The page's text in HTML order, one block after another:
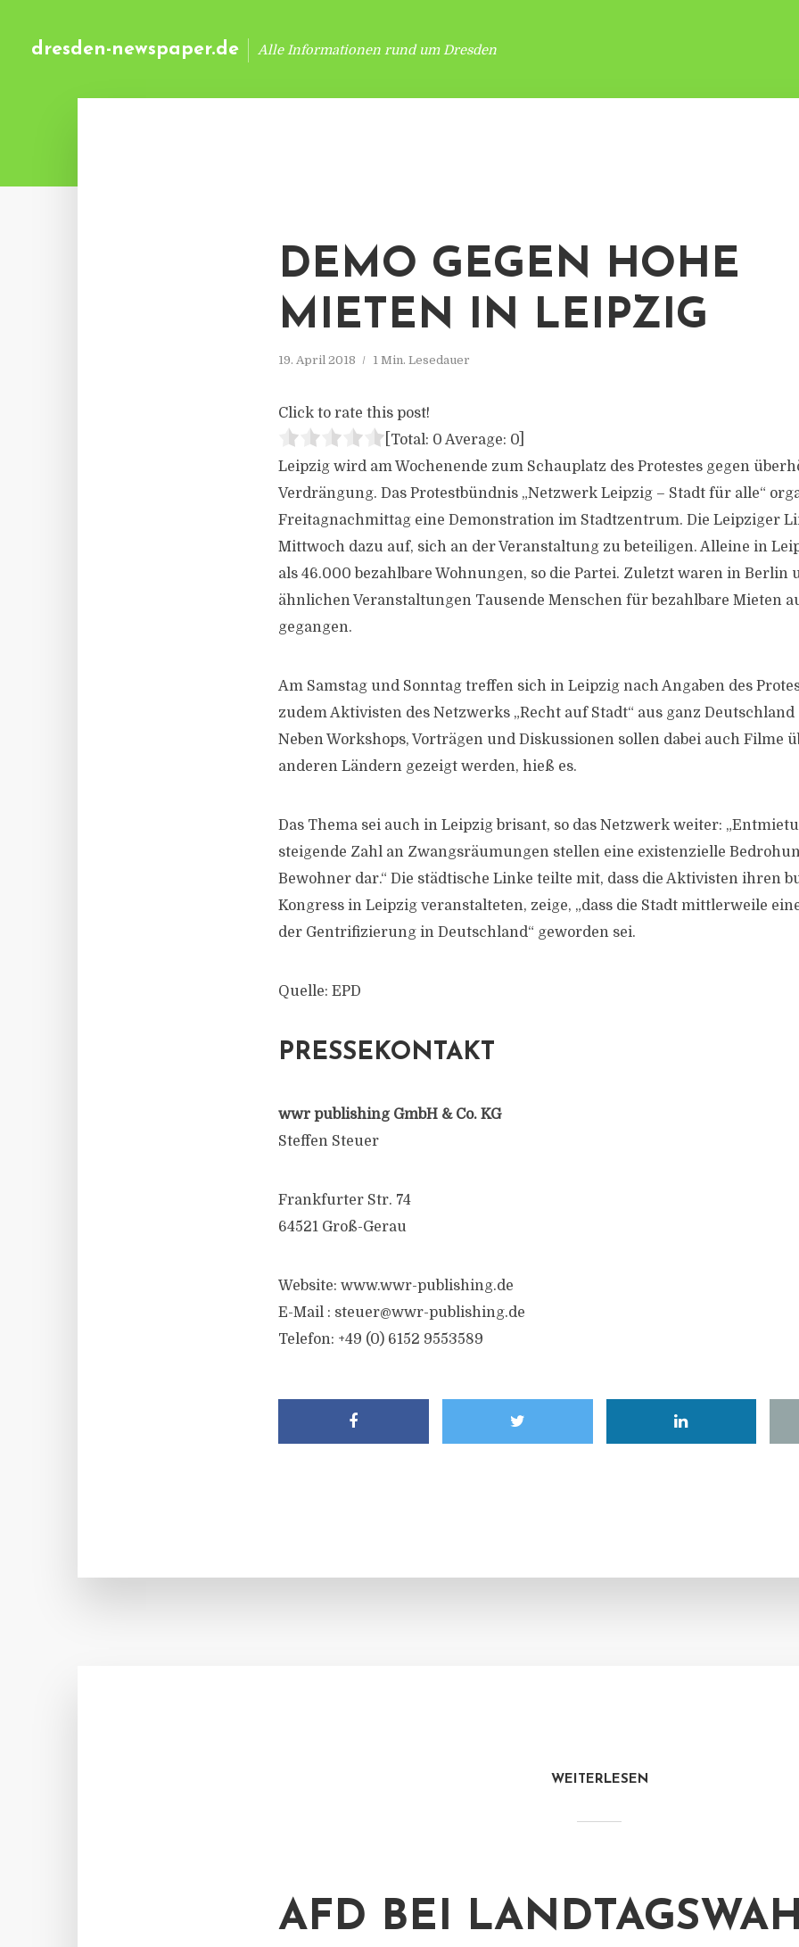
dresden-newspaper.de Alle Informationen rund um Dresden
DEMO GEGEN HOHE
MIETEN IN LEIPZIG
19. April 2018 1 Min. Lesedauer
Click to rate this post!
[Total: 0 Average: 0
Leipzig wird am Wochenende zum Schauplatz des Protestes gegen
Verdrängung. Das Protestbündnis „Netzwerk Leipzig – Stadt für alle“
Freitagnachmittag eine Demonstration im Stadtzentrum. Die Leipziger
Mittwoch dazu auf, sich an der Veranstaltung zu beteiligen. Alleine in
als 46.000 bezahlbare Wohnungen, so die Partei. Zuletzt waren in Berlin
ähnlichen Veranstaltungen Tausende Menschen für bezahlbare Mieten
gegangen.
Am Samstag und Sonntag treffen sich in Leipzig nach Angaben des
zudem Aktivisten des Netzwerks „Recht auf Stadt“ aus ganz
Neben Workshops, Vorträgen und Diskussionen sollen dabei auch Filme
anderen Ländern gezeigt werden, hieß es.
Das Thema sei auch in Leipzig brisant, so das Netzwerk weiter:
steigende Zahl an Zwangsräumungen stellen eine existenzielle
Bewohner dar.“ Die städtische Linke teilte mit, dass die Aktivisten ihren
Kongress in Leipzig veranstalteten, zeige, „dass die Stadt mittlerweile
der Gentrifizierung in Deutschland“ geworden sei.
Quelle: EPD
PRESSEKONTAKT
wwr publishing GmbH & Co. KG
Steffen Steuer
Frankfurter Str. 74
64521 Groß-Gerau
Website: www.wwr-publishing.de
E-Mail : steuer@wwr-publishing.de
Telefon: +49 (0) 6152 9553589
WEITERLESEN
AFD BEI